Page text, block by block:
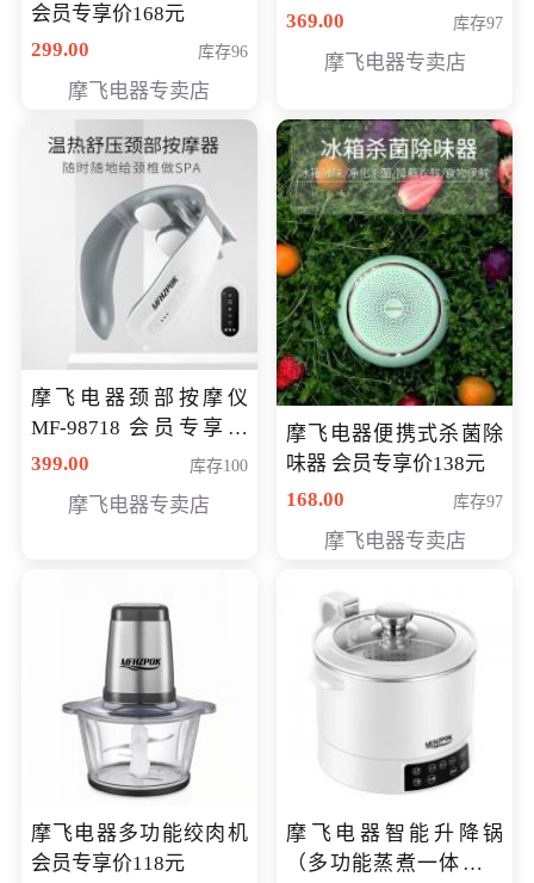
会员专享价168元
299.00
库存96
摩飞电器专卖店
价286元
369.00 库存97
摩飞电器专卖店
摩飞电器颈部按摩仪
MF-98718 会员专享价
299元
399.00 库存100
摩飞电器专卖店
摩飞电器便携式杀菌除
味器 会员专享价138元
168.00
库存97
摩飞电器专卖店
摩飞电器多功能绞肉机
会员专享价118元
摩飞电器智能升降锅
（多功能蒸煮一体锅）